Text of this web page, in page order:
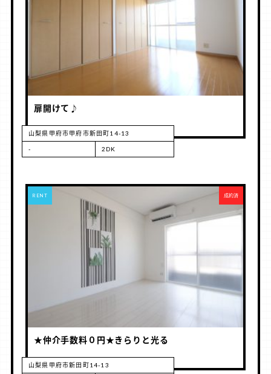
扉開けて♪
山梨県甲府市甲府市新田町14-13
- 2DK
RENT 成約済
★仲介手数料０円★きらりと光る
山梨県甲府市新田町14-13